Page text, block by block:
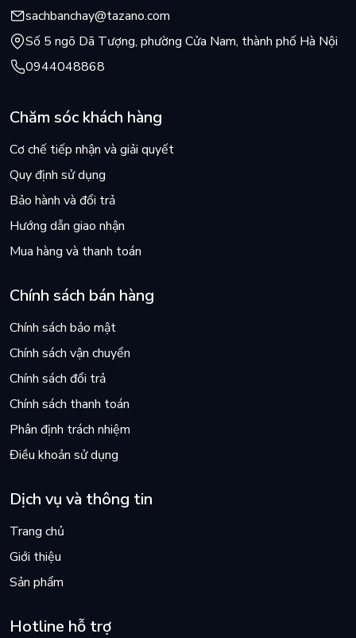
sachbanchay@tazano.com
Số 5 ngõ Dã Tượng, phường Cửa Nam, thành phố Hà Nội
0944048868
Chăm sóc khách hàng
Cơ chế tiếp nhận và giải quyết
Quy định sử dụng
Bảo hành và đổi trả
Hướng dẫn giao nhận
Mua hàng và thanh toán
Chính sách bán hàng
Chính sách bảo mật
Chính sách vận chuyển
Chính sách đổi trả
Chính sách thanh toán
Phân định trách nhiệm
Điều khoản sử dụng
Dịch vụ và thông tin
Trang chủ
Giới thiệu
Sản phẩm
Hotline hỗ trợ